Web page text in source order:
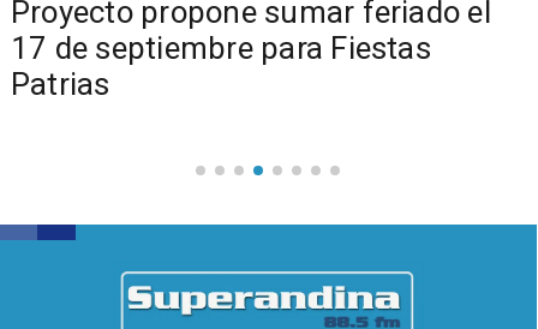
Proyecto propone sumar feriado el
17 de septiembre para Fiestas
Patrias